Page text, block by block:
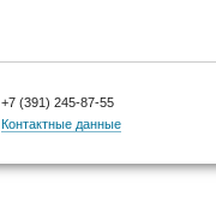
+7 (391) 245-87-55
Контактные данные